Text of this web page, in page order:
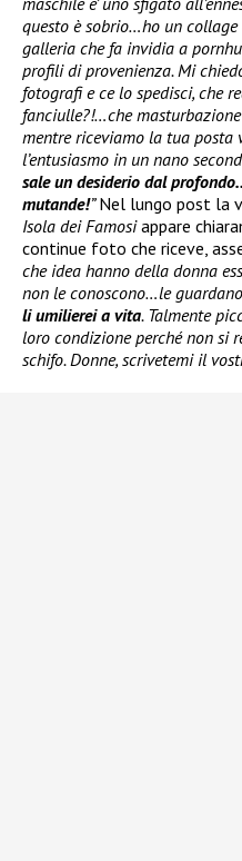
questo è sobrio…ho un
galleria che fa invidia a
profili di provenienza. Mi
fotografi e ce lo spedisci, che
fanciulle?!…che
mentre riceviamo la tua posta
l’entusiasmo in un nano
sale un desiderio dal
mutande!”Nel lungo post la
Isola dei Famosiappare
continue foto che riceve,
che idea hanno della donna
non le conoscono…le
li umilierei a vita. Talmente
loro condizione perché non si
schifo. Donne, scrivetemi il